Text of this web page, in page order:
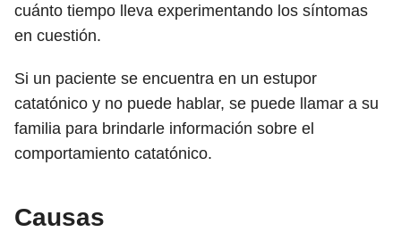
cuánto tiempo lleva experimentando los síntomas
en cuestión.
Si un paciente se encuentra en un estupor
catatónico y no puede hablar, se puede llamar a su
familia para brindarle información sobre el
comportamiento catatónico.
Causas